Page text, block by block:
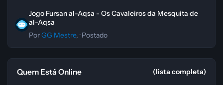
Jogo Fursan al-Aqsa - Os Cavaleiros da Mesquita de
al-Aqsa
PorGG Mestre, ·Postado
Quem Está Online (lista completa)